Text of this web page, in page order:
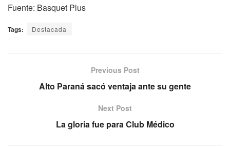
Fuente: Basquet Plus
Tags: Destacada
Previous Post
Alto Paraná sacó ventaja ante su gente
Next Post
La gloria fue para Club Médico